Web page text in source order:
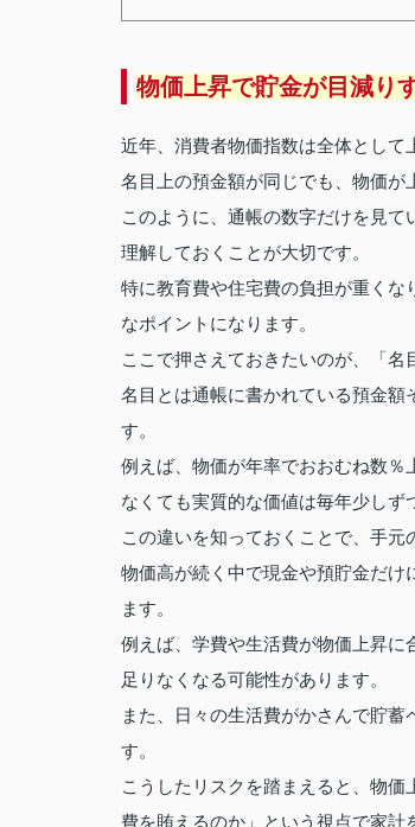
物価上昇で貯金が目減り
近年、消費者物価指数は全体として
名目上の預金額が同じでも、物価が
このように、通帳の数字だけを見
理解しておくことが大切です。
特に教育費や住宅費の負担が重く
なポイントになります。
ここで押さえておきたいのが、「名
名目とは通帳に書かれている預金額
す。
例えば、物価が年率でおおむね数
なくても実質的な価値は毎年少しず
この違いを知っておくことで、手元
物価高が続く中で現金や預貯金だ
ます。
例えば、学費や生活費が物価上昇
足りなくなる可能性があります。
また、日々の生活費がかさんで貯
す。
こうしたリスクを踏まえると、物
費を賄えるのか」という視点で家計